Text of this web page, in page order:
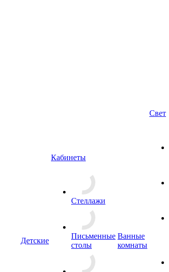
Детские
Кабинеты
Стеллажи
Письменные
столы
Ванные
комнаты
Свет